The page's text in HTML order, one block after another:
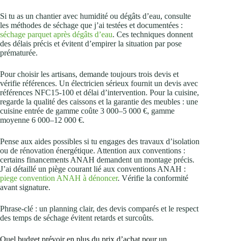
Si tu as un chantier avec humidité ou dégâts d’eau, consulte
les méthodes de séchage que j’ai testées et documentées :
séchage parquet après dégâts d’eau. Ces techniques donnent
des délais précis et évitent d’empirer la situation par pose
prématurée.
Pour choisir les artisans, demande toujours trois devis et
vérifie références. Un électricien sérieux fournit un devis avec
références NFC15‑100 et délai d’intervention. Pour la cuisine,
regarde la qualité des caissons et la garantie des meubles : une
cuisine entrée de gamme coûte 3 000–5 000 €, gamme
moyenne 6 000–12 000 €.
Pense aux aides possibles si tu engages des travaux d’isolation
ou de rénovation énergétique. Attention aux conventions :
certains financements ANAH demandent un montage précis.
J’ai détaillé un piège courant lié aux conventions ANAH :
piege convention ANAH à dénoncer. Vérifie la conformité
avant signature.
Phrase‑clé : un planning clair, des devis comparés et le respect
des temps de séchage évitent retards et surcoûts.